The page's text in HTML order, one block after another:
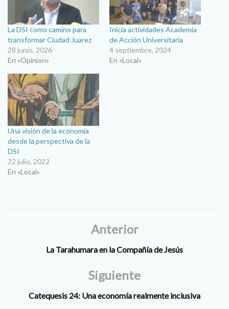
La DSI como camino para
transformar Ciudad Juarez
28 junio, 2026
En «Opinion»
Inicia actividades Academia
de Acción Universitaria
4 septiembre, 2024
En «Local»
Una visión de la economía
desde la perspectiva de la
DSI
22 julio, 2022
En «Local»
Anterior
La Tarahumara en la Compañía de Jesús
Siguiente
Catequesis 24: Una economía realmente inclusiva